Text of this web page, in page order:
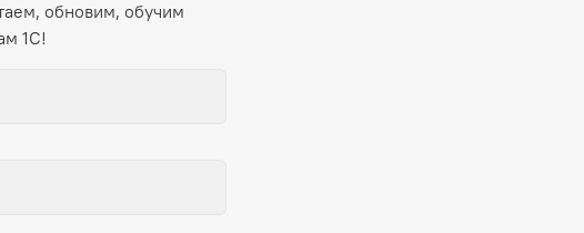
обновим, обучим
1С!